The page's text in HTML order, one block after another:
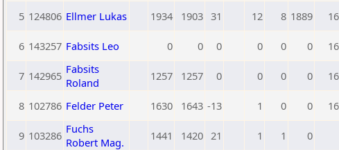
5 124806 Ellmer Lukas 1934 1903 31 12 8 1889
6 143257 Fabsits Leo 0 0 0 0 0 0
7 142965 Fabsits
Roland
1257 1257 0 0 0 0
8 102786 Felder Peter 1630 1643 -13 1 0 0
9 103286 Fuchs
Robert Mag.
1441 1420 21 1 1 0